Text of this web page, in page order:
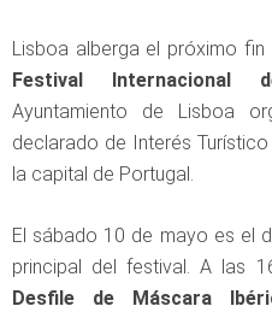
Lisboa alberga el próximo
Festival
Ayuntamiento de Lisboa
declarado de Interés
la capital de Portugal.
El sábado 10 de mayo es el
principal del festival. A las
Desfile de Máscara